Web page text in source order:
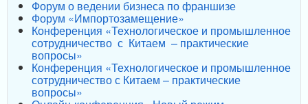
Форум о ведении бизнеса по франшизе
Форум «Импортозамещение»
Конференция «Технологическое и промышленное
сотрудничество с Китаем – практические
вопросы»
Конференция «Технологическое и промышленное
сотрудничество с Китаем – практические
вопросы»